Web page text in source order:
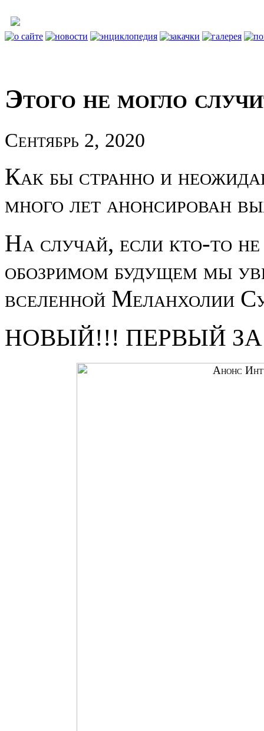
Этого не могло
Сентябрь 2, 2020
Как бы странно и
много лет анонсирован
На случай, если кто-то
обозримом будущем мы
вселенной Меланхолии
НОВЫЙ!!! ПЕРВЫЙ ЗА 9